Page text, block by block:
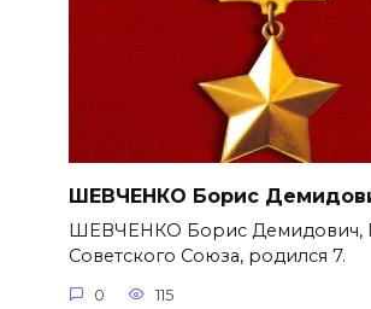
ШЕВЧЕНКО Борис
ШЕВЧЕНКО Борис Демидович,
Советского Союза, родился 7.
0 115